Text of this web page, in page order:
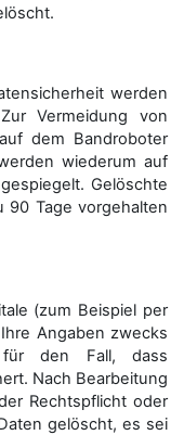
werden
Vermeidung von
dem Bandroboter
wiederum auf
Gelöschte
90 Tage vorgehalten
(zum Beispiel per
Angaben zwecks
für den Fall, dass
Nach Bearbeitung
Rechtspflicht oder
gelöscht, es sei